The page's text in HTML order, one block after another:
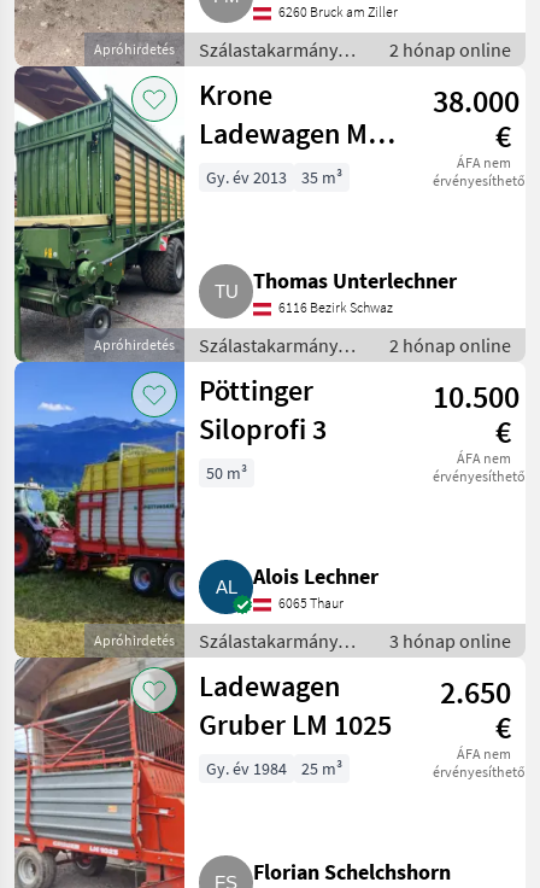
Apróhirdetés
6260 Bruck am Ziller
Szálastakarmány
betakarítók /
Rendfelszedő
pótkocsi
2 hónap online
Apróhirdetés
Krone
Ladewagen MX
350 GD
38.000
€
ÁFA nem
érvényesíthető
Gy. év 2013 35 m³
Thomas Unterlechner
6116 Bezirk Schwaz
Szálastakarmány
betakarítók /
Rendfelszedő
pótkocsi
2 hónap online
Apróhirdetés
Pöttinger
Siloprofi 3
10.500
€
ÁFA nem
érvényesíthető
50 m³
Alois Lechner
6065 Thaur
Szálastakarmány
betakarítók /
Rendfelszedő
pótkocsi
3 hónap online
Ladewagen
Gruber LM 1025
2.650
€
ÁFA nem
érvényesíthető
Gy. év 1984 25 m³
Florian Schelchshorn